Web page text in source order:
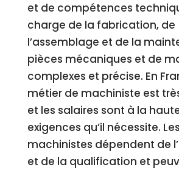
et de compétences
charge de la fabrication, de
l’assemblage et de la
pièces mécaniques et de
complexes et précise. En
métier de machiniste est
et les salaires sont à la
exigences qu’il nécessite.
machinistes dépendent de
et de la qualification et